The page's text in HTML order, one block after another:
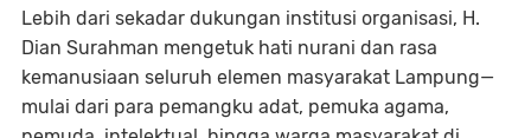
Lebih dari sekadar dukungan institusi organisasi, H.
Dian Surahman mengetuk hati nurani dan rasa
kemanusiaan seluruh elemen masyarakat Lampung—
mulai dari para pemangku adat, pemuka agama,